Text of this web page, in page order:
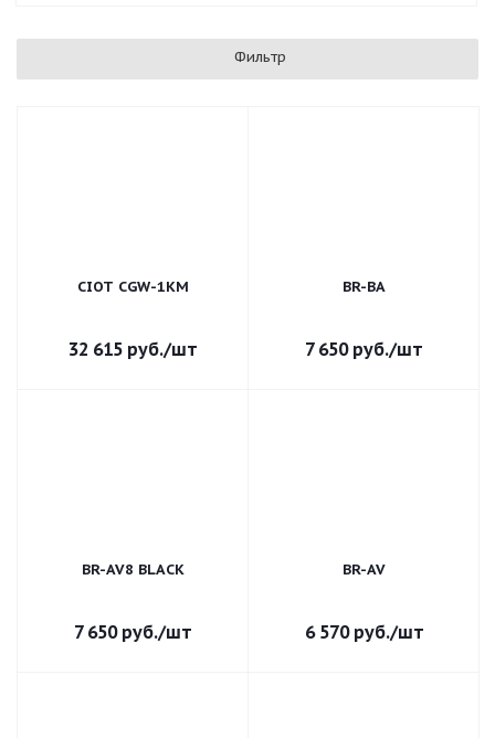
Фильтр
CIOT CGW-1KM
32 615 руб./шт
BR-BA
7 650руб./шт
BR-AV8 BLACK
7 650руб./шт
BR-AV
6 570руб./шт